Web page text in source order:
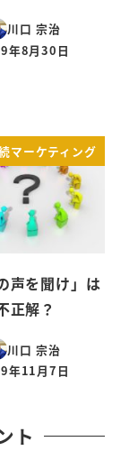
川口 宗治
年8月30日
マーケティング
声を聞け」は
正解？
川口 宗治
年11月7日
ト